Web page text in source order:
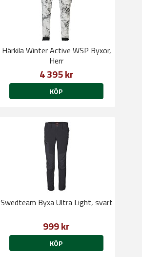
Härkila Winter Active WSP Byxor,
Herr
4 395 kr
KÖP
Swedteam Byxa Ultra Light, svart
999 kr
KÖP